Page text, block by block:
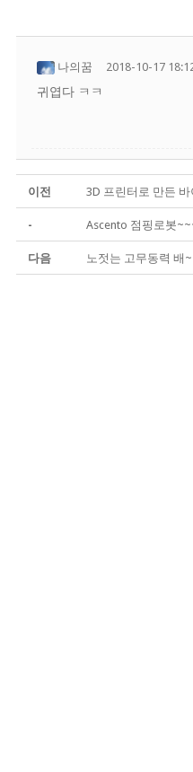
나의꿈 2018-10-17
귀엽다 ㅋㅋ
이전 3D 프린터로 만든 바
- Ascento 점핑로봇
다음 노젓는 고무동력 배